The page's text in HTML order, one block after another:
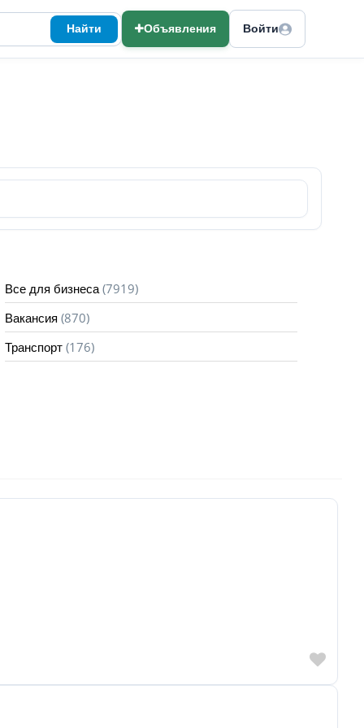
Найти Объявления Войти
Все для бизнеса (7919)
Вакансия (870)
Транспорт (176)